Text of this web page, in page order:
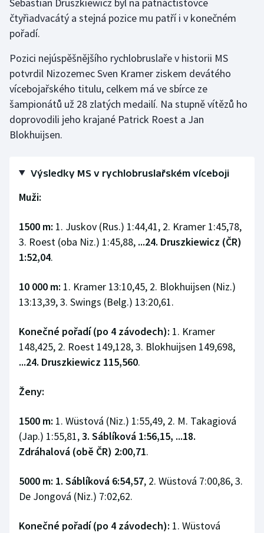
čtyřiadvacátý a stejná pozice mu patří i v konečném
pořadí.
Pozici nejúspěšnějšího rychlobruslaře v historii MS
potvrdil Nizozemec Sven Kramer ziskem devátého
vícebojařského titulu, celkem má ve sbírce ze
šampionátů už 28 zlatých medailí. Na stupně vítězů ho
doprovodili jeho krajané Patrick Roest a Jan
Blokhuijsen.
Výsledky MS v rychlobruslařském víceboji
Muži:
1500 m: 1. Juskov (Rus.) 1:44,41, 2. Kramer 1:45,78,
3. Roest (oba Niz.) 1:45,88, ...24. Druszkiewicz (ČR)
1:52,04.
10 000 m: 1. Kramer 13:10,45, 2. Blokhuijsen (Niz.)
13:13,39, 3. Swings (Belg.) 13:20,61.
Konečné pořadí (po 4 závodech): 1. Kramer
148,425, 2. Roest 149,128, 3. Blokhuijsen 149,698,
...24. Druszkiewicz 115,560.
Ženy:
1500 m: 1. Wüstová (Niz.) 1:55,49, 2. M. Takagiová
(Jap.) 1:55,81,3. Sáblíková 1:56,15, ...18.
Zdráhalová (obě ČR) 2:00,71.
5000 m: 1. Sáblíková 6:54,57, 2. Wüstová 7:00,86, 3.
De Jongová (Niz.) 7:02,62.
Konečné pořadí (po 4 závodech): 1. Wüstová